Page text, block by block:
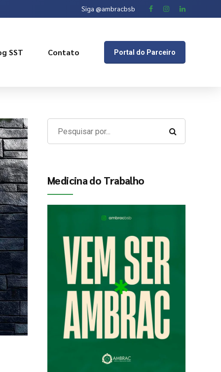
Siga @ambracbsb
Portal do Parceiro
SST Contato
Medicina do Trabalho